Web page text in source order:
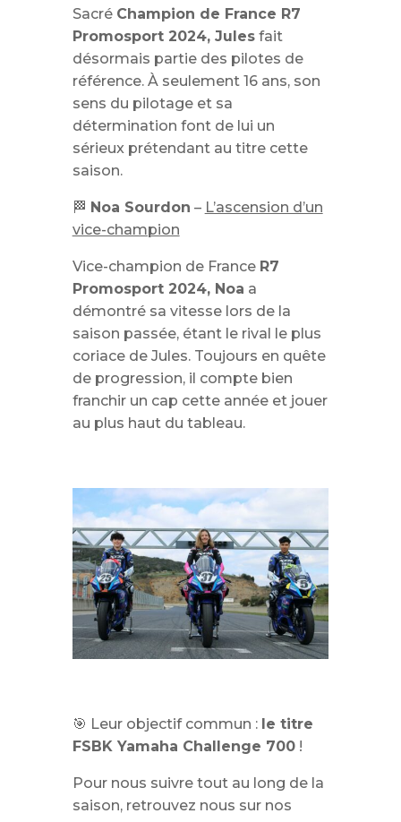
Sacré Champion de France R7
Promosport 2024, Julesfait
désormais partie des pilotes de
référence. À seulement 16 ans, son
sens du pilotage et sa
détermination font de lui un
sérieux prétendant au titre cette
saison.
🏁 Noa Sourdon – L’ascension d’un
vice-champion
Vice-champion de France R7
Promosport 2024, Noa a
démontré sa vitesse lors de la
saison passée, étant le rival le plus
coriace de Jules. Toujours en quête
de progression, il compte bien
franchir un cap cette année et jouer
au plus haut du tableau.
🎯 Leur objectif commun : le titre
FSBK Yamaha Challenge 700!
Pour nous suivre tout au long de la
saison, retrouvez nous sur nos